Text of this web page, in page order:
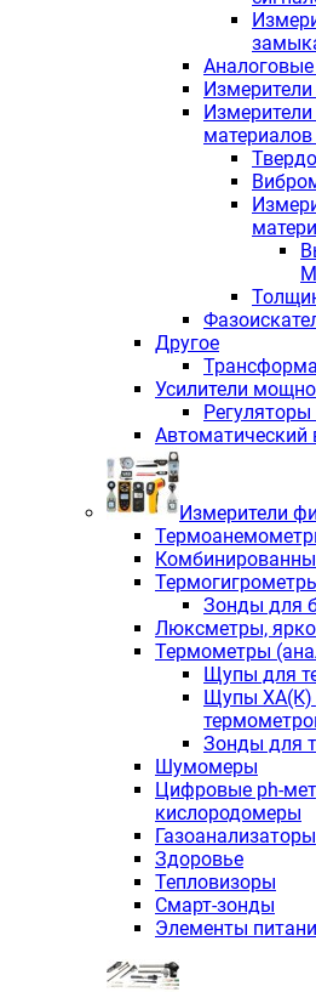
Другое
Усилители
Автоматический
Измерители
Зонды для
Люксметры,
Термометры
Щупы для
Щупы ХА(К)
Зонды для
Шумомеры
Цифровые ph-
кислородомеры
Газоанализаторы
Здоровье
Тепловизоры
Смарт-зонды
Элементы